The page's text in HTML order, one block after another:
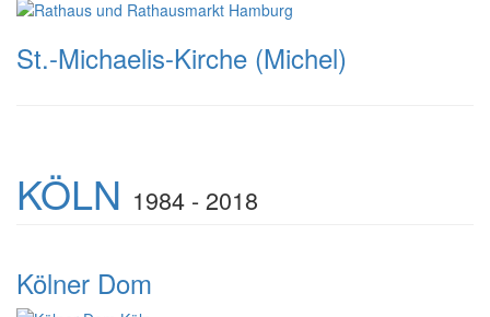
St.-Michaelis-Kirche (Michel)
KÖLN 1984 - 2018
Kölner Dom